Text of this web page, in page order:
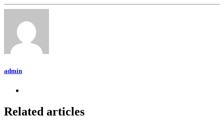
admin
Related articles